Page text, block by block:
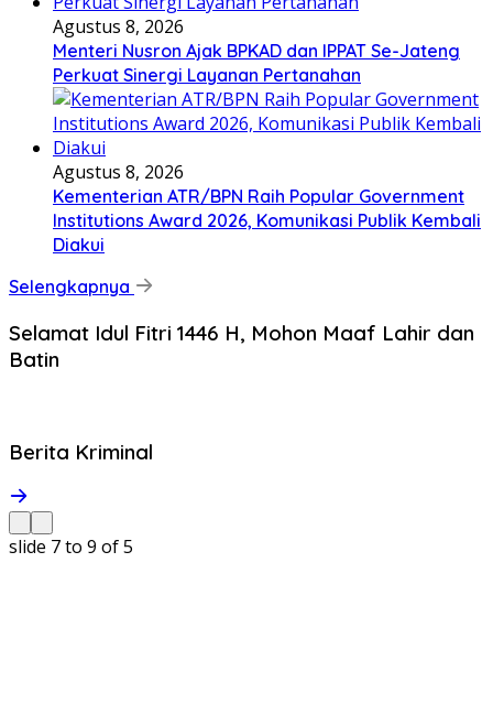
Agustus 8, 2026
Menteri Nusron Ajak BPKAD dan IPPAT Se-Jateng
Perkuat Sinergi Layanan Pertanahan
Agustus 8, 2026
Kementerian ATR/BPN Raih Popular Government
Institutions Award 2026, Komunikasi Publik Kembali
Diakui
Selengkapnya
Selamat Idul Fitri 1446 H, Mohon Maaf Lahir dan
Batin
Berita Kriminal
slide 7 to 9 of 5